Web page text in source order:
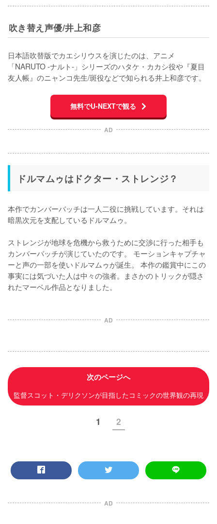
吹き替え声優/井上和彦
日本語吹替版でカエシリウスを演じたのは、アニメ
「NARUTO -ナルト-」シリーズのハタケ・カカシ役や『夏目
友人帳』のニャンコ先生/斑役などで知られる井上和彦です。
無料でU-NEXTで観る
AD
ドルマムゥはドクター・ストレンジ？
本作でカンバーバッチは一人二役に挑戦しています。それは
暗黒次元を支配しているドルマムゥ。
ストレンジが地球を危機から救うために交渉に行った相手も
カンバーバッチが演じていたのです。 モーションキャプチャ
ーと声の一部を使いドルマムゥが誕生。 本作の鑑賞中にこの
事実には気づいた人は中々の強者。まさかのトリックが隠さ
れたマーベル作品となりました。
AD
次のページへ
監督スコット・デリクソンが目指したコミックの世界観の再現
1 2
AD